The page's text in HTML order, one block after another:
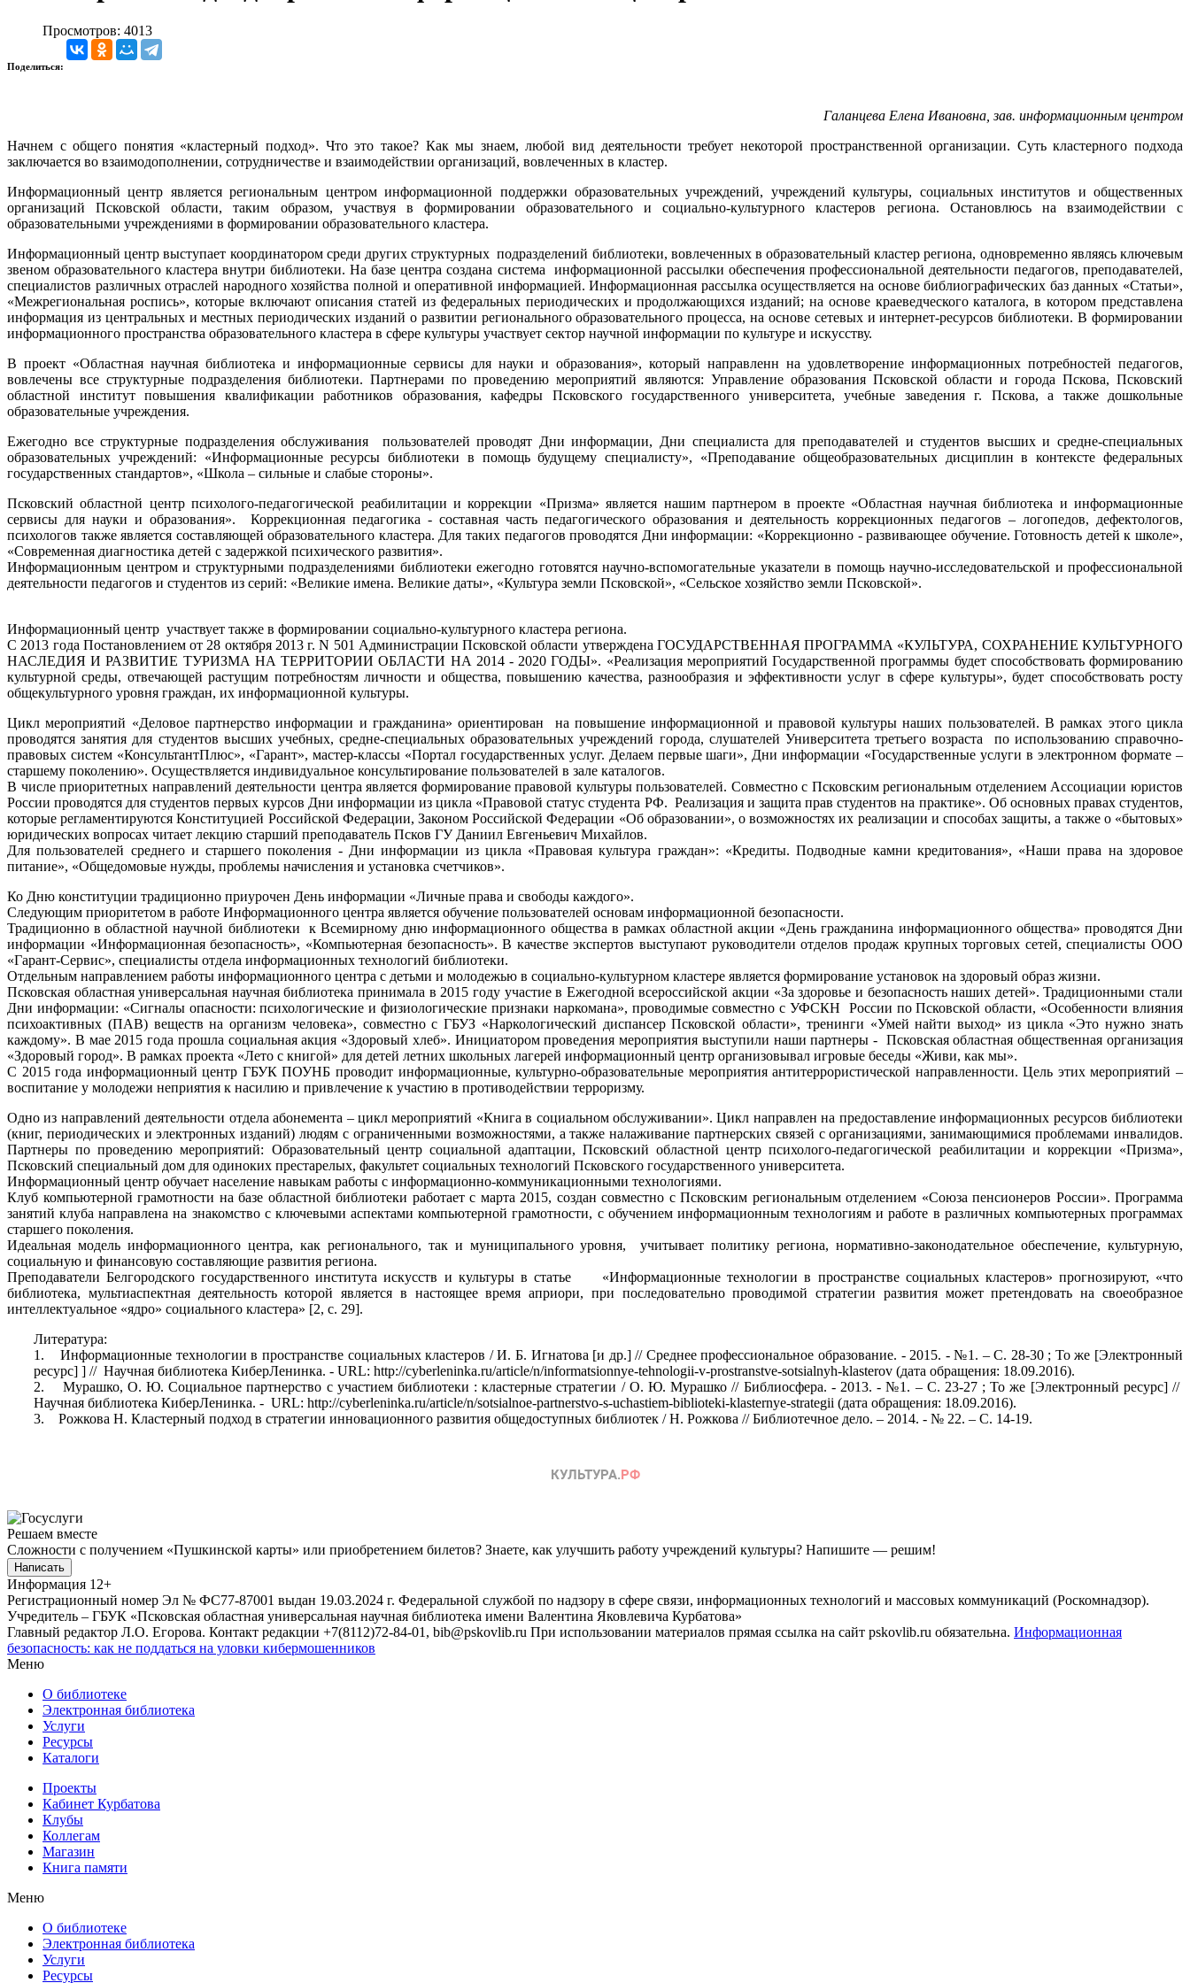
Просмотров: 4013
Поделиться:
Галанцева Елена Ивановна, зав. информационным центром
Начнем с общего понятия «кластерный подход». Что это такое? Как мы знаем, любой вид деятельности требует некоторой пространственной организации. Суть кластерного подхода
заключается во взаимодополнении, сотрудничестве и взаимодействии организаций, вовлеченных в кластер.
Информационный центр является региональным центром информационной поддержки образовательных учреждений, учреждений культуры, социальных институтов и общественных
организаций Псковской области, таким образом, участвуя в формировании образовательного и социально-культурного кластеров региона. Остановлюсь на взаимодействии с
образовательными учреждениями в формировании образовательного кластера.
Информационный центр выступает координатором среди других структурных подразделений библиотеки, вовлеченных в образовательный кластер региона, одновременно являясь ключевым
звеном образовательного кластера внутри библиотеки. На базе центра создана система информационной рассылки обеспечения профессиональной деятельности педагогов, преподавателей,
специалистов различных отраслей народного хозяйства полной и оперативной информацией. Информационная рассылка осуществляется на основе библиографических баз данных «Статьи»,
«Межрегиональная роспись», которые включают описания статей из федеральных периодических и продолжающихся изданий; на основе краеведческого каталога, в котором представлена
информация из центральных и местных периодических изданий о развитии регионального образовательного процесса, на основе сетевых и интернет-ресурсов библиотеки. В формировании
информационного пространства образовательного кластера в сфере культуры участвует сектор научной информации по культуре и искусству.
В проект «Областная научная библиотека и информационные сервисы для науки и образования», который направленн на удовлетворение информационных потребностей педагогов,
вовлечены все структурные подразделения библиотеки. Партнерами по проведению мероприятий являются: Управление образования Псковской области и города Пскова, Псковский
областной институт повышения квалификации работников образования, кафедры Псковского государственного университета, учебные заведения г. Пскова, а также дошкольные
образовательные учреждения.
Ежегодно все структурные подразделения обслуживания пользователей проводят Дни информации, Дни специалиста для преподавателей и студентов высших и средне-специальных
образовательных учреждений: «Информационные ресурсы библиотеки в помощь будущему специалисту», «Преподавание общеобразовательных дисциплин в контексте федеральных
государственных стандартов», «Школа – сильные и слабые стороны».
Псковский областной центр психолого-педагогической реабилитации и коррекции «Призма» является нашим партнером в проекте «Областная научная библиотека и информационные
сервисы для науки и образования». Коррекционная педагогика - составная часть педагогического образования и деятельность коррекционных педагогов – логопедов, дефектологов,
психологов также является составляющей образовательного кластера. Для таких педагогов проводятся Дни информации: «Коррекционно - развивающее обучение. Готовность детей к школе»,
«Современная диагностика детей с задержкой психического развития».
Информационным центром и структурными подразделениями библиотеки ежегодно готовятся научно-вспомогательные указатели в помощь научно-исследовательской и профессиональной
деятельности педагогов и студентов из серий: «Великие имена. Великие даты», «Культура земли Псковской», «Сельское хозяйство земли Псковской».
Информационный центр участвует также в формировании социально-культурного кластера региона.
С 2013 года Постановлением от 28 октября 2013 г. N 501 Администрации Псковской области утверждена ГОСУДАРСТВЕННАЯ ПРОГРАММА «КУЛЬТУРА, СОХРАНЕНИЕ КУЛЬТУРНОГО
НАСЛЕДИЯ И РАЗВИТИЕ ТУРИЗМА НА ТЕРРИТОРИИ ОБЛАСТИ НА 2014 - 2020 ГОДЫ». «Реализация мероприятий Государственной программы будет способствовать формированию
культурной среды, отвечающей растущим потребностям личности и общества, повышению качества, разнообразия и эффективности услуг в сфере культуры», будет способствовать росту
общекультурного уровня граждан, их информационной культуры.
Цикл мероприятий «Деловое партнерство информации и гражданина» ориентирован на повышение информационной и правовой культуры наших пользователей. В рамках этого цикла
проводятся занятия для студентов высших учебных, средне-специальных образовательных учреждений города, слушателей Университета третьего возраста по использованию справочно-
правовых систем «КонсультантПлюс», «Гарант», мастер-классы «Портал государственных услуг. Делаем первые шаги», Дни информации «Государственные услуги в электронном формате –
старшему поколению». Осуществляется индивидуальное консультирование пользователей в зале каталогов.
В числе приоритетных направлений деятельности центра является формирование правовой культуры пользователей. Совместно с Псковским региональным отделением Ассоциации юристов
России проводятся для студентов первых курсов Дни информации из цикла «Правовой статус студента РФ. Реализация и защита прав студентов на практике». Об основных правах студентов,
которые регламентируются Конституцией Российской Федерации, Законом Российской Федерации «Об образовании», о возможностях их реализации и способах защиты, а также о «бытовых»
юридических вопросах читает лекцию старший преподаватель Псков ГУ Даниил Евгеньевич Михайлов.
Для пользователей среднего и старшего поколения - Дни информации из цикла «Правовая культура граждан»: «Кредиты. Подводные камни кредитования», «Наши права на здоровое
питание», «Общедомовые нужды, проблемы начисления и установка счетчиков».
Ко Дню конституции традиционно приурочен День информации «Личные права и свободы каждого».
Следующим приоритетом в работе Информационного центра является обучение пользователей основам информационной безопасности.
Традиционно в областной научной библиотеки к Всемирному дню информационного общества в рамках областной акции «День гражданина информационного общества» проводятся Дни
информации «Информационная безопасность», «Компьютерная безопасность». В качестве экспертов выступают руководители отделов продаж крупных торговых сетей, специалисты ООО
«Гарант-Сервис», специалисты отдела информационных технологий библиотеки.
Отдельным направлением работы информационного центра с детьми и молодежью в социально-культурном кластере является формирование установок на здоровый образ жизни.
Псковская областная универсальная научная библиотека принимала в 2015 году участие в Ежегодной всероссийской акции «За здоровье и безопасность наших детей». Традиционными стали
Дни информации: «Сигналы опасности: психологические и физиологические признаки наркомана», проводимые совместно с УФСКН России по Псковской области, «Особенности влияния
психоактивных (ПАВ) веществ на организм человека», совместно с ГБУЗ «Наркологический диспансер Псковской области», тренинги «Умей найти выход» из цикла «Это нужно знать
каждому». В мае 2015 года прошла социальная акция «Здоровый хлеб». Инициатором проведения мероприятия выступили наши партнеры - Псковская областная общественная организация
«Здоровый город». В рамках проекта «Лето с книгой» для детей летних школьных лагерей информационный центр организовывал игровые беседы «Живи, как мы».
С 2015 года информационный центр ГБУК ПОУНБ проводит информационные, культурно-образовательные мероприятия антитеррористической направленности. Цель этих мероприятий –
воспитание у молодежи неприятия к насилию и привлечение к участию в противодействии терроризму.
Одно из направлений деятельности отдела абонемента – цикл мероприятий «Книга в социальном обслуживании». Цикл направлен на предоставление информационных ресурсов библиотеки
(книг, периодических и электронных изданий) людям с ограниченными возможностями, а также налаживание партнерских связей с организациями, занимающимися проблемами инвалидов.
Партнеры по проведению мероприятий: Образовательный центр социальной адаптации, Псковский областной центр психолого-педагогической реабилитации и коррекции «Призма»,
Псковский специальный дом для одиноких престарелых, факультет социальных технологий Псковского государственного университета.
Информационный центр обучает население навыкам работы с информационно-коммуникационными технологиями.
Клуб компьютерной грамотности на базе областной библиотеки работает с марта 2015, создан совместно с Псковским региональным отделением «Союза пенсионеров России». Программа
занятий клуба направлена на знакомство с ключевыми аспектами компьютерной грамотности, с обучением информационным технологиям и работе в различных компьютерных программах
старшего поколения.
Идеальная модель информационного центра, как регионального, так и муниципального уровня, учитывает политику региона, нормативно-законодательное обеспечение, культурную,
социальную и финансовую составляющие развития региона.
Преподаватели Белгородского государственного института искусств и культуры в статье «Информационные технологии в пространстве социальных кластеров» прогнозируют, «что
библиотека, мультиаспектная деятельность которой является в настоящее время априори, при последовательно проводимой стратегии развития может претендовать на своеобразное
интеллектуальное «ядро» социального кластера» [2, с. 29].
Литература:
1. Информационные технологии в пространстве социальных кластеров / И. Б. Игнатова [и др.] // Среднее профессиональное образование. - 2015. - №1. – С. 28-30 ; То же [Электронный
ресурс] ] // Научная библиотека КиберЛенинка. - URL: http://cyberleninka.ru/article/n/informatsionnye-tehnologii-v-prostranstve-sotsialnyh-klasterov (дата обращения: 18.09.2016).
2. Мурашко, О. Ю. Социальное партнерство с участием библиотеки : кластерные стратегии / О. Ю. Мурашко // Библиосфера. - 2013. - №1. – С. 23-27 ; То же [Электронный ресурс] //
Научная библиотека КиберЛенинка. - URL: http://cyberleninka.ru/article/n/sotsialnoe-partnerstvo-s-uchastiem-biblioteki-klasternye-strategii (дата обращения: 18.09.2016).
3. Рожкова Н. Кластерный подход в стратегии инновационного развития общедоступных библиотек / Н. Рожкова // Библиотечное дело. – 2014. - № 22. – С. 14-19.
Решаем вместе
Сложности с получением «Пушкинской карты» или приобретением билетов? Знаете, как улучшить работу учреждений культуры? Напишите — решим!
Написать
Информация 12+
Регистрационный номер Эл № ФС77-87001 выдан 19.03.2024 г. Федеральной службой по надзору в сфере связи, информационных технологий и массовых коммуникаций (Роскомнадзор).
Учредитель – ГБУК «Псковская областная универсальная научная библиотека имени Валентина Яковлевича Курбатова»
Главный редактор Л.О. Егорова. Контакт редакции +7(8112)72-84-01, bib@pskovlib.ru При использовании материалов прямая ссылка на сайт pskovlib.ru обязательна. Информационная
безопасность: как не поддаться на уловки кибермошенников
Меню
О библиотеке
Электронная библиотека
Услуги
Ресурсы
Каталоги
Проекты
Кабинет Курбатова
Клубы
Коллегам
Магазин
Книга памяти
Меню
О библиотеке
Электронная библиотека
Услуги
Ресурсы